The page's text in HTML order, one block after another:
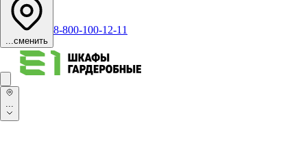
...сменить
8-800-100-12-11
...